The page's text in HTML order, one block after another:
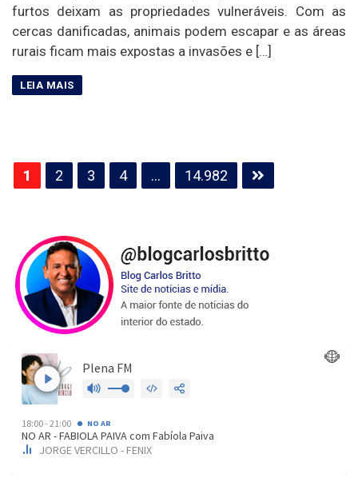
furtos deixam as propriedades vulneráveis. Com as
cercas danificadas, animais podem escapar e as áreas
rurais ficam mais expostas a invasões e […]
Paginação
de
1 2 3 4 … 14.982